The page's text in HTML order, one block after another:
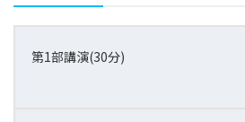
第1部講演(30分)